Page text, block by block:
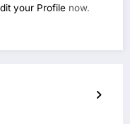
your Profile now.